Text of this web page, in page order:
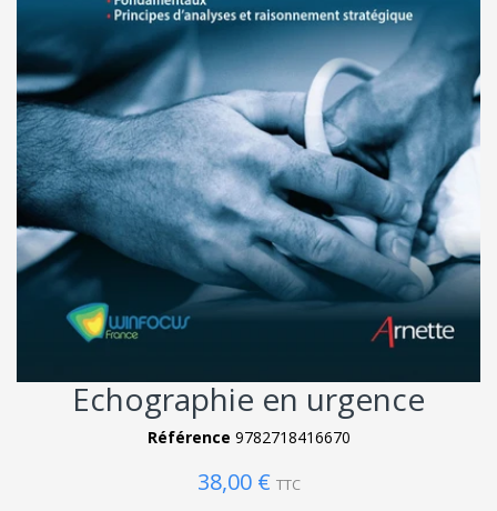
Echographie en urgence
Référence 9782718416670
38,00 € TTC